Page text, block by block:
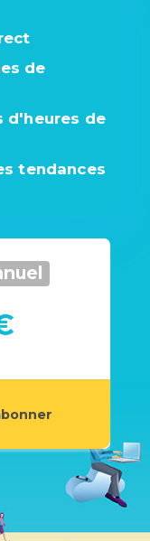
de
d'heures de
tendances